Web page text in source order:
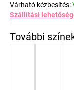
Várható kézbesítés:
Szállítási